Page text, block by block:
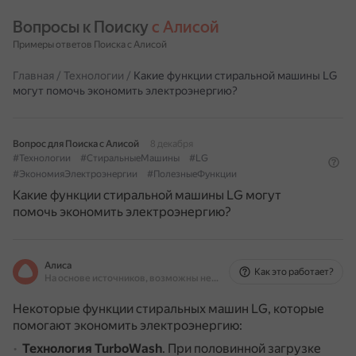
Вопросы к Поиску с Алисой
Примеры ответов Поиска с Алисой
Главная / Технологии / Какие функции стиральной машины LG
могут помочь экономить электроэнергию?
Вопрос для Поиска с Алисой
8 декабря
#Технологии
#СтиральныеМашины
#LG
#ЭкономияЭлектроэнергии
#ПолезныеФункции
Какие функции стиральной машины LG могут
помочь экономить электроэнергию?
Алиса
На основе источников, возможны неточности
Как это работает?
Некоторые функции стиральных машин LG, которые
помогают экономить электроэнергию:
Технология TurboWash. При половинной загрузке